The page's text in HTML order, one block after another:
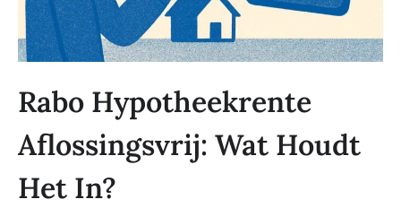
Rabo Hypotheekrente
Aflossingsvrij: Wat Houdt
Het In?